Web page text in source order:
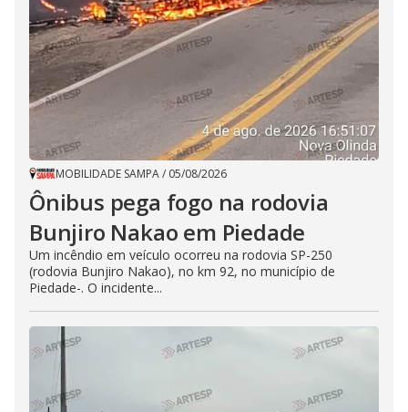
MOBILIDADE SAMPA/ 05/08/2026
Ônibus pega fogo na rodovia
Bunjiro Nakao em Piedade
Um incêndio em veículo ocorreu na rodovia SP-250
(rodovia Bunjiro Nakao), no km 92, no município de
Piedade-. O incidente...